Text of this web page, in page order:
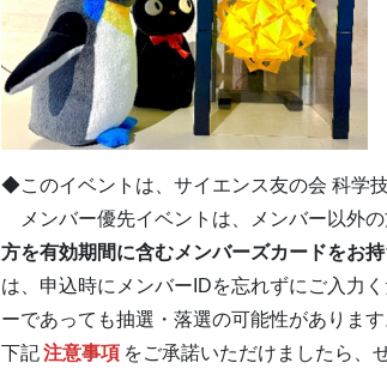
◆このイベントは、サイエンス友の会 科学
メンバー優先イベントは、メンバー以外の
方を有効期間に含むメンバーズカードをお
は、申込時にメンバーIDを忘れずにご入力
ーであっても抽選・落選の可能性があります
下記注意事項 をご承諾いただけましたら、